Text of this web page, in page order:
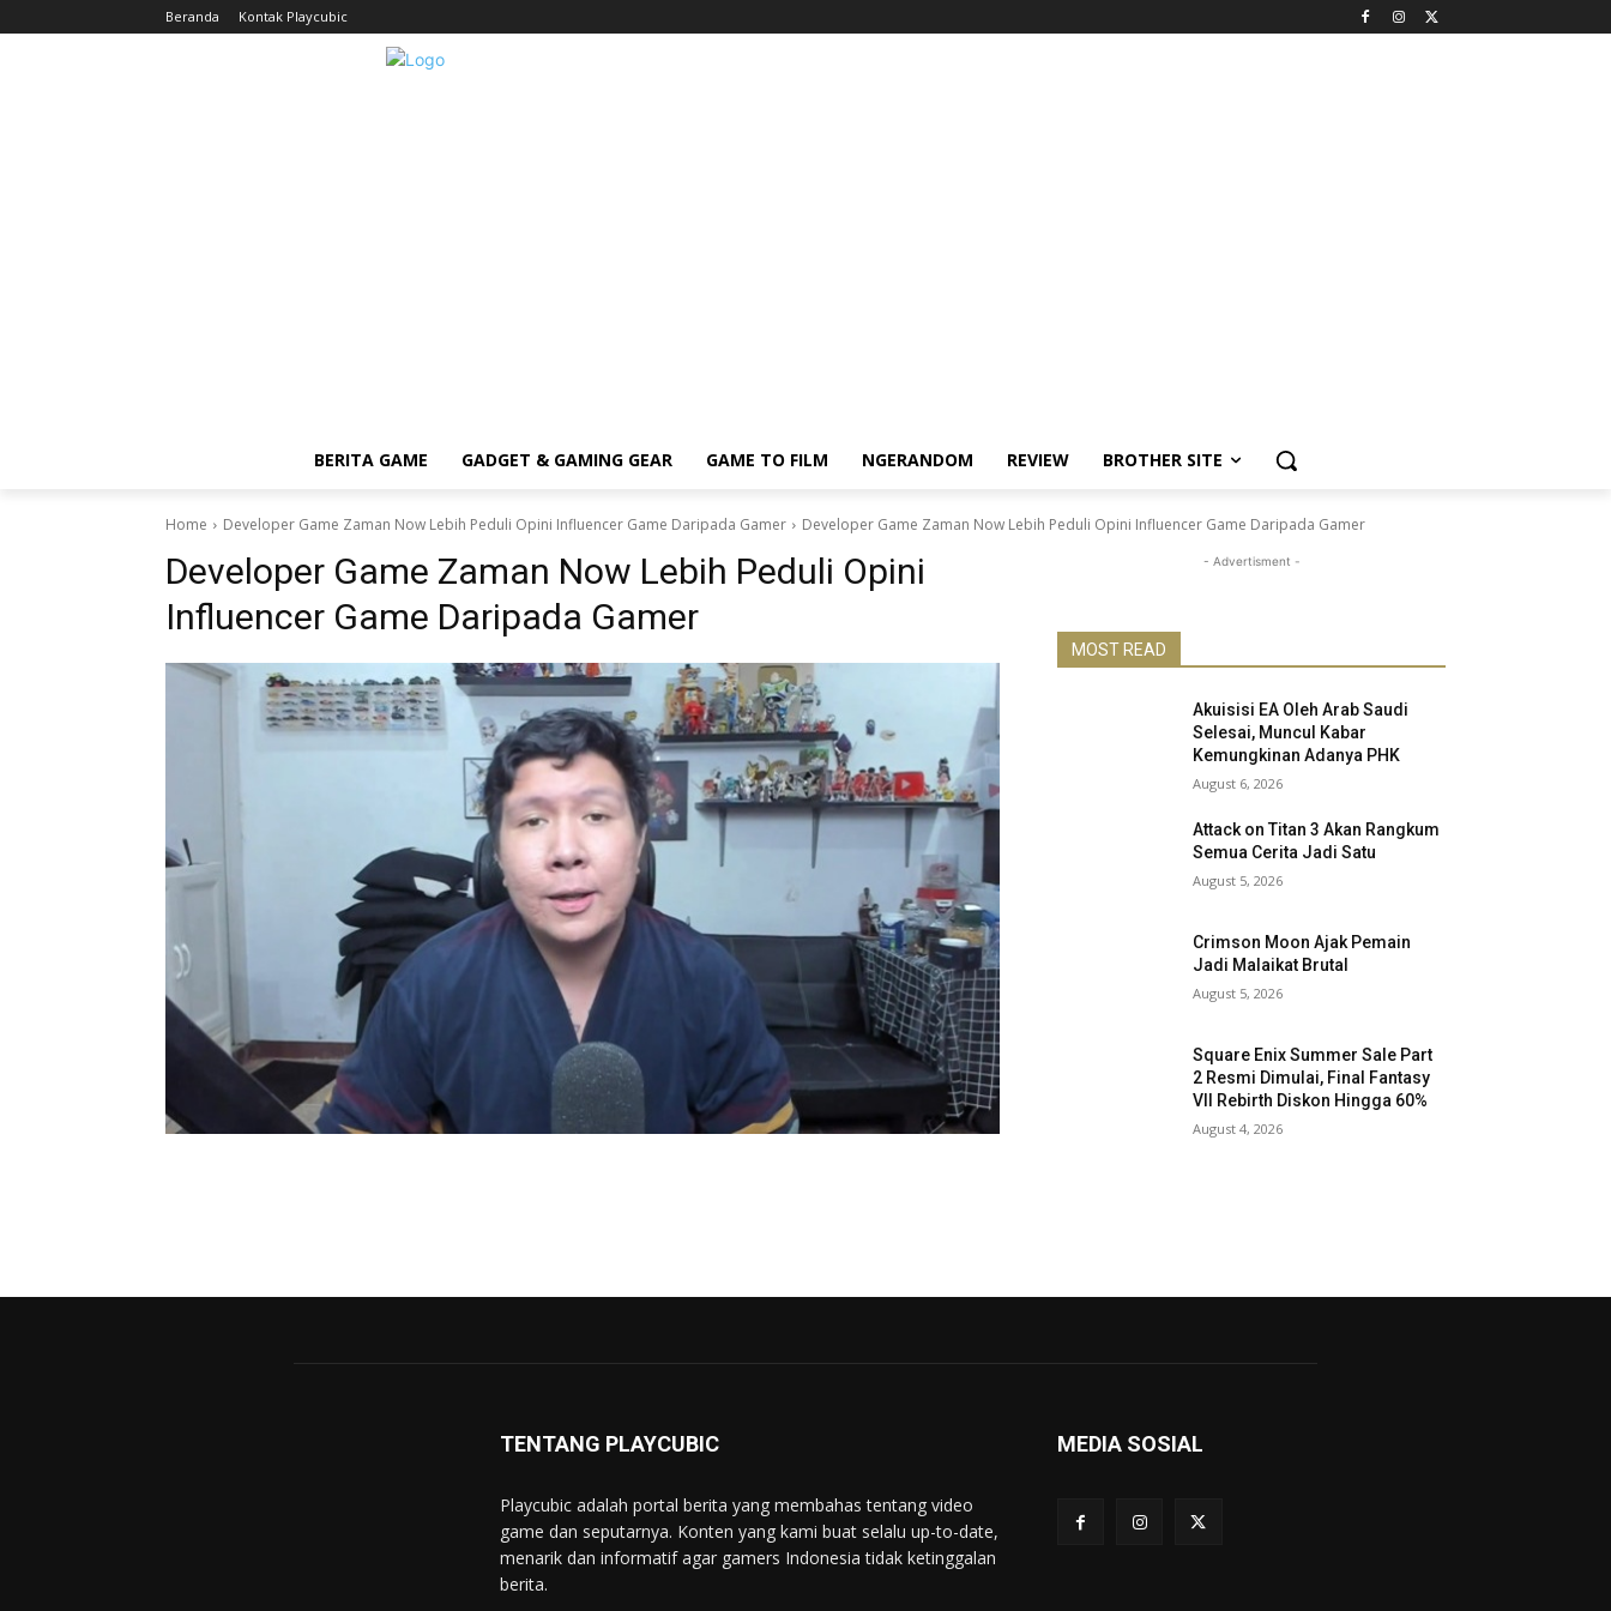
Beranda Kontak Playcubic
BERITA GAME GADGET & GAMING GEAR GAME TO FILM NGERANDOM REVIEW BROTHER SITE
Home Developer Game Zaman Now Lebih Peduli Opini Influencer Game Daripada Gamer Developer Game Zaman Now Lebih Peduli Opini Influencer Game Daripada Gamer
Developer Game Zaman Now Lebih Peduli Opini
Influencer Game Daripada Gamer
- Advertisment -
MOST READ
Akuisisi EA Oleh Arab Saudi
Selesai, Muncul Kabar
Kemungkinan Adanya PHK
August 6, 2026
Attack on Titan 3 Akan Rangkum
Semua Cerita Jadi Satu
August 5, 2026
Crimson Moon Ajak Pemain
Jadi Malaikat Brutal
August 5, 2026
Square Enix Summer Sale Part
2 Resmi Dimulai, Final Fantasy
VII Rebirth Diskon Hingga 60%
August 4, 2026
TENTANG PLAYCUBIC
Playcubic adalah portal berita yang membahas tentang video
game dan seputarnya. Konten yang kami buat selalu up-to-date,
menarik dan informatif agar gamers Indonesia tidak ketinggalan
berita.
MEDIA SOSIAL